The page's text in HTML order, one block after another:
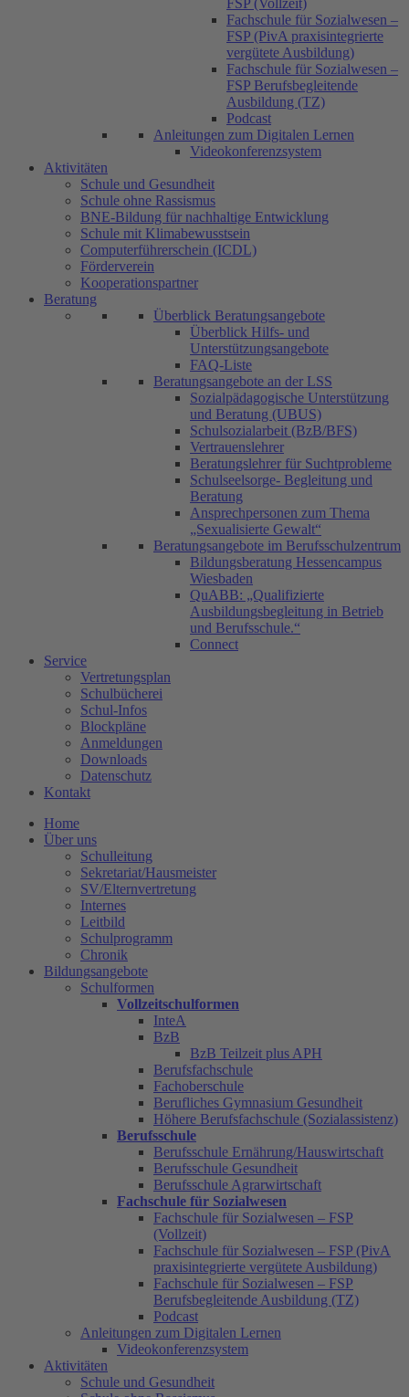
FSP (Vollzeit)
Fachschule für Sozialwesen –
FSP (PivA praxisintegrierte
vergütete Ausbildung)
Fachschule für Sozialwesen –
FSP Berufsbegleitende
Ausbildung (TZ)
Podcast
Anleitungen zum Digitalen Lernen
Videokonferenzsystem
Aktivitäten
Schule und Gesundheit
Schule ohne Rassismus
BNE-Bildung für nachhaltige Entwicklung
Schule mit Klimabewusstsein
Computerführerschein (ICDL)
Förderverein
Kooperationspartner
Beratung
Überblick Beratungsangebote
Überblick Hilfs- und
Unterstützungsangebote
FAQ-Liste
Beratungsangebote an der LSS
Sozialpädagogische Unterstützung
und Beratung (UBUS)
Schulsozialarbeit (BzB/BFS)
Vertrauenslehrer
Beratungslehrer für Suchtprobleme
Schulseelsorge- Begleitung und
Beratung
Ansprechpersonen zum Thema
„Sexualisierte Gewalt“
Beratungsangebote im Berufsschulzentrum
Bildungsberatung Hessencampus
Wiesbaden
QuABB: „Qualifizierte
Ausbildungsbegleitung in Betrieb
und Berufsschule.“
Connect
Service
Vertretungsplan
Schulbücherei
Schul-Infos
Blockpläne
Anmeldungen
Downloads
Datenschutz
Kontakt
Home
Über uns
Schulleitung
Sekretariat/Hausmeister
SV/Elternvertretung
Internes
Leitbild
Schulprogramm
Chronik
Bildungsangebote
Schulformen
Vollzeitschulformen
InteA
BzB
BzB Teilzeit plus APH
Berufsfachschule
Fachoberschule
Berufliches Gymnasium Gesundheit
Höhere Berufsfachschule (Sozialassistenz)
Berufsschule
Berufsschule Ernährung/Hauswirtschaft
Berufsschule Gesundheit
Berufsschule Agrarwirtschaft
Fachschule für Sozialwesen
Fachschule für Sozialwesen – FSP
(Vollzeit)
Fachschule für Sozialwesen – FSP (PivA
praxisintegrierte vergütete Ausbildung)
Fachschule für Sozialwesen – FSP
Berufsbegleitende Ausbildung (TZ)
Podcast
Anleitungen zum Digitalen Lernen
Videokonferenzsystem
Aktivitäten
Schule und Gesundheit